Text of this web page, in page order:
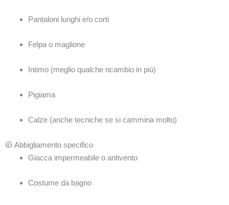
Pantaloni lunghi e/o corti
Felpa o maglione
Intimo (meglio qualche ricambio in più)
Pigiama
Calze (anche tecniche se si cammina molto)
🧥 Abbigliamento specifico
Giacca impermeabile o antivento
Costume da bagno